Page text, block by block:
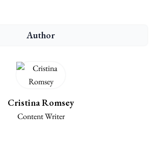
Author
Cristina Romsey
Content Writer